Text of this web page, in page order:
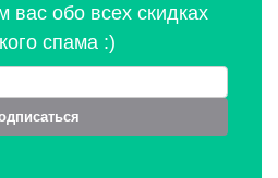
обо всех скидках
спама :)